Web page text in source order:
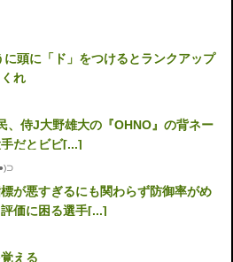
に頭に「ド」をつけるとランクアップ
れ
、侍J大野雄大の『OHNO』の背ネー
だとビビ[...]
が悪すぎるにも関わらず防御率がめ
価に困る選手[...]
える